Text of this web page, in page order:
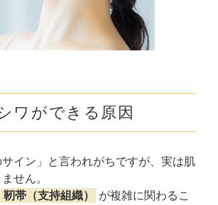
WEB予約
ワができる原因
イン」と言われがちですが、実は肌
せん。
帯（支持組織）
が複雑に関わるこ